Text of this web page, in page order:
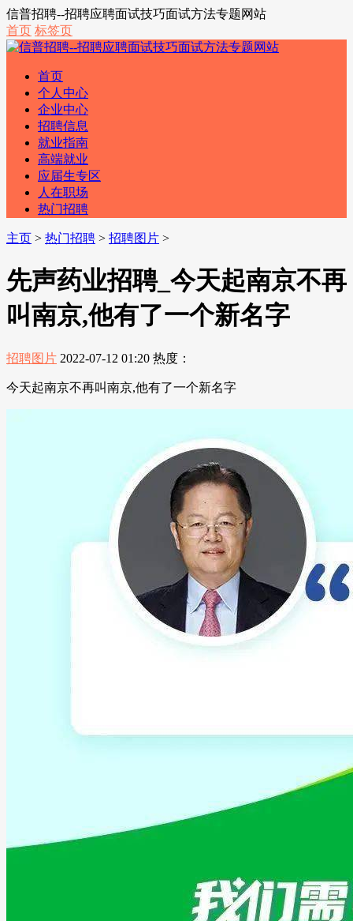
信普招聘--招聘应聘面试技巧面试方法专题网站
首页 标签页
首页
个人中心
企业中心
招聘信息
就业指南
高端就业
应届生专区
人在职场
热门招聘
主页 > 热门招聘 > 招聘图片 >
先声药业招聘_今天起南京不再
叫南京,他有了一个新名字
招聘图片 2022-07-12 01:20 热度：
今天起南京不再叫南京,他有了一个新名字